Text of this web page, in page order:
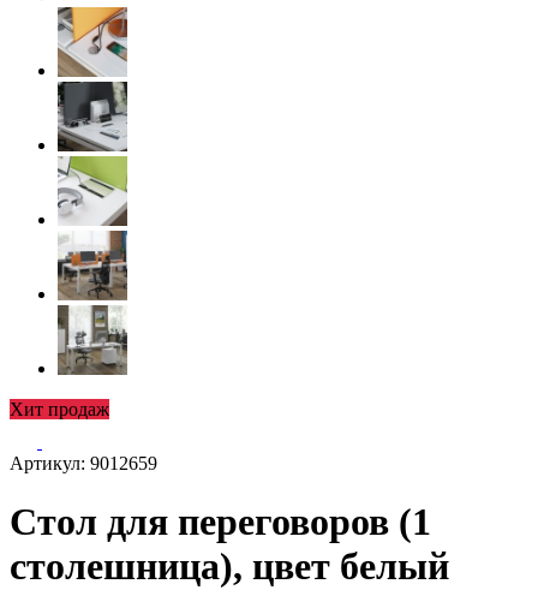
Хит продаж
Артикул: 9012659
Стол для переговоров (1
столешница), цвет белый